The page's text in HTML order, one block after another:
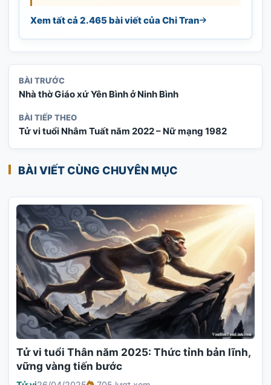
Xem tất cả 2.465 bài viết của Chi Tran
BÀI TRƯỚC
Nhà thờ Giáo xứ Yên Bình ở Ninh Bình
BÀI TIẾP THEO
Tử vi tuổi Nhâm Tuất năm 2022 – Nữ mạng 1982
BÀI VIẾT CÙNG CHUYÊN MỤC
Tử vi tuổi Thân năm 2025: Thức tỉnh bản lĩnh,
vững vàng tiến bước